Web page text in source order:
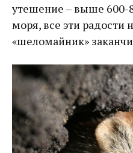
утешение – выше 600-
моря, все эти радости
«шеломайник»